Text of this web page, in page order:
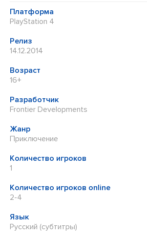
Платформа
PlayStation 4
Релиз
14.12.2014
Возраст
16+
Разработчик
Frontier Developments
Жанр
Приключение
Количество игроков
1
Количество игроков online
2-4
Язык
Русский (субтитры)